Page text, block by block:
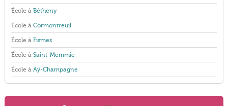
École à Bétheny
École à Cormontreuil
École à Fismes
École à Saint-Memmie
École à Aÿ-Champagne